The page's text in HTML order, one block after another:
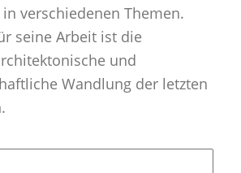
verschiedenen Themen.
seine Arbeit ist die
und
Wandlung der letzten